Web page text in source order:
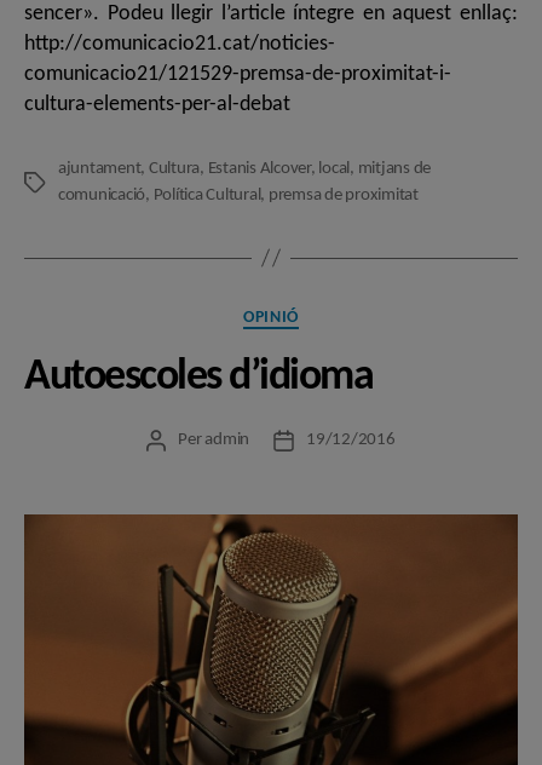
sencer». Podeu llegir l’article íntegre en aquest enllaç:
http://comunicacio21.cat/noticies-
comunicacio21/121529-premsa-de-proximitat-i-
cultura-elements-per-al-debat
Etiquetes
ajuntament, Cultura, Estanis Alcover, local , mitjans de
comunicació, Política Cultural , premsa de proximitat
Categories
OPINIÓ
Autoescoles d’idioma
Autor
Per admin
Data19/12/2016